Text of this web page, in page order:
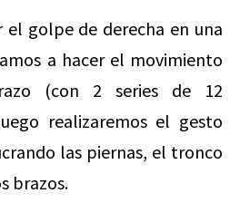
el golpe de derecha en una
a hacer el movimiento
(con 2 series de 12
realizaremos el gesto
las piernas, el tronco
brazos.